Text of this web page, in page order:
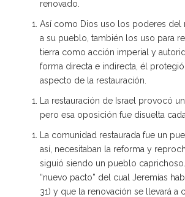
renovado.
Así como Dios uso los poderes del
a su pueblo, también los uso para
tierra como acción imperial y
forma directa e indirecta, él
aspecto de la restauración.
La restauración de Israel provocó
pero esa oposición fue disuelta
La comunidad restaurada fue un
así, necesitaban la reforma y
siguió siendo un pueblo
“nuevo pacto” del cual Jeremías
31) y que la renovación se llevará a